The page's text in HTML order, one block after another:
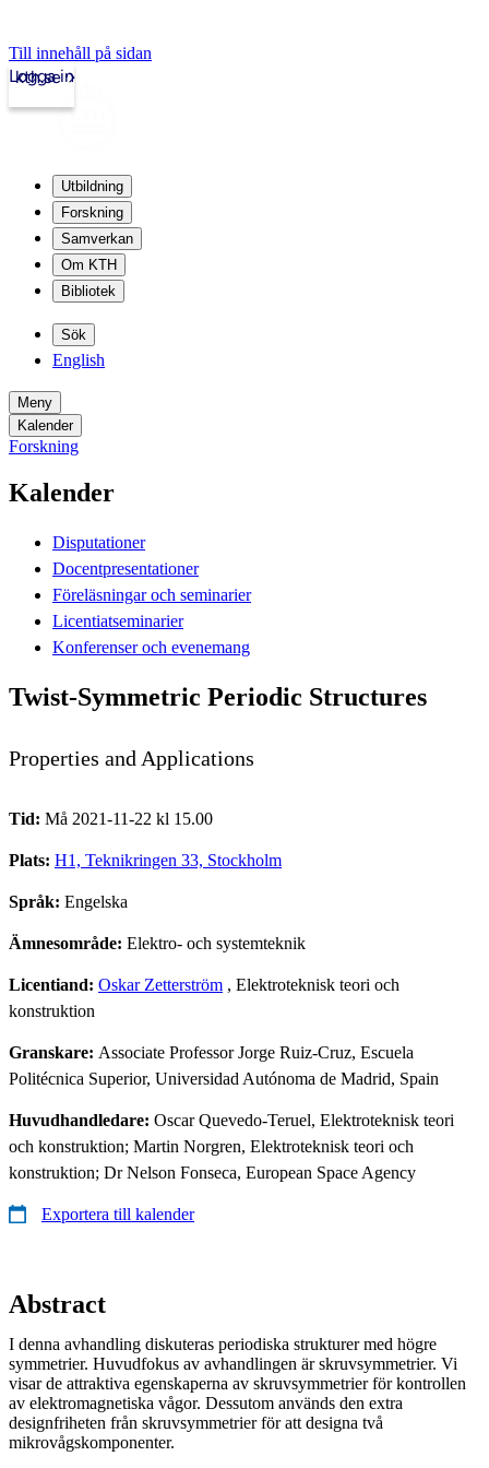
Till innehåll på sidan
kth.se
Logga in
Utbildning
Forskning
Samverkan
Om KTH
Bibliotek
Sök
English
Meny
Kalender
Forskning
Kalender
Disputationer
Docentpresentationer
Föreläsningar och seminarier
Licentiatseminarier
Konferenser och evenemang
Twist-Symmetric Periodic Structures
Properties and Applications
Tid: Må 2021-11-22 kl 15.00
Plats: H1, Teknikringen 33, Stockholm
Språk: Engelska
Ämnesområde: Elektro- och systemteknik
Licentiand: Oskar Zetterström , Elektroteknisk teori och
konstruktion
Granskare: Associate Professor Jorge Ruiz-Cruz, Escuela
Politécnica Superior, Universidad Autónoma de Madrid, Spain
Huvudhandledare: Oscar Quevedo-Teruel, Elektroteknisk teori
och konstruktion; Martin Norgren, Elektroteknisk teori och
konstruktion; Dr Nelson Fonseca, European Space Agency
Exportera till kalender
Abstract
I denna avhandling diskuteras periodiska strukturer med högre
symmetrier. Huvudfokus av avhandlingen är skruvsymmetrier. Vi
visar de attraktiva egenskaperna av skruvsymmetrier för kontrollen
av elektromagnetiska vågor. Dessutom används den extra
designfriheten från skruvsymmetrier för att designa två
mikrovågskomponenter.